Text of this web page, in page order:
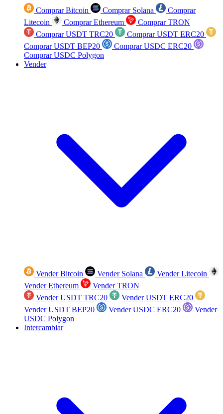
Comprar Bitcoin Comprar Solana
Comprar
Litecoin
Comprar Ethereum
Comprar TRON
Comprar USDT TRC20
Comprar USDT ERC20
Comprar USDT BEP20
Comprar USDC ERC20
Comprar USDC Polygon
Vender
Vender Bitcoin Vender Solana
Vender Litecoin
Vender Ethereum
Vender TRON
Vender USDT TRC20
Vender USDT ERC20
Vender USDT BEP20
Vender USDC ERC20
Vender
USDC Polygon
Intercambiar